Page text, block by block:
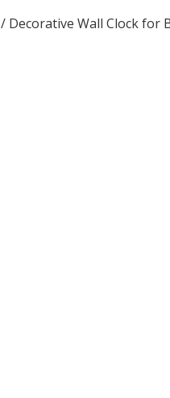
/ Decorative Wall Clock for